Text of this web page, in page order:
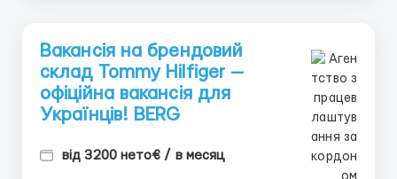
Вакансія на брендовий
склад Tommy Hilfiger —
офіційна вакансія для
Українців! BERG
від 3200 нето€ / в месяц